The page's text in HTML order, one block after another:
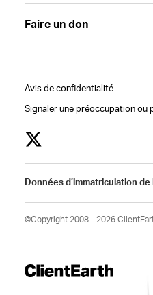
Faire un don
Avis de confidentialité
Signaler une préoccupation ou
Données d’immatriculation de
©Copyright 2008 - 2026